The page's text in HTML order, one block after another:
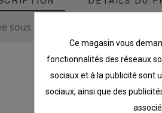
sous l'étagère pleine dans la
Ce magasin vous
fonctionnalités des réseaux
sociaux et à la publicité sont
sociaux, ainsi que des